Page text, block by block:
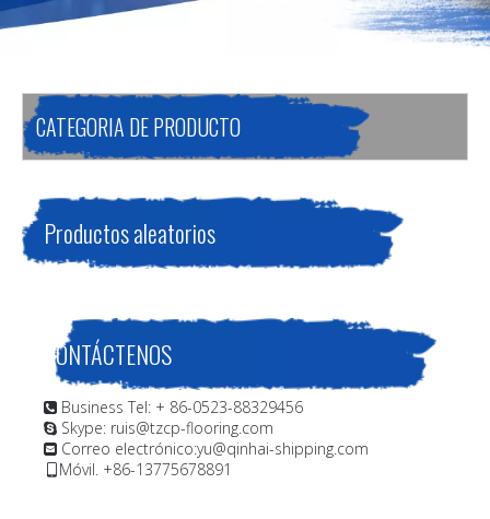
CATEGORIA DE PRODUCTO
Productos aleatorios
CONTÁCTENOS
 Business Tel: + 86-0523-88329456
 Skype: ruis@tzcp-flooring.com
 Correo electrónico:yu@qinhai-shipping.com
Móvil. +86-13775678891